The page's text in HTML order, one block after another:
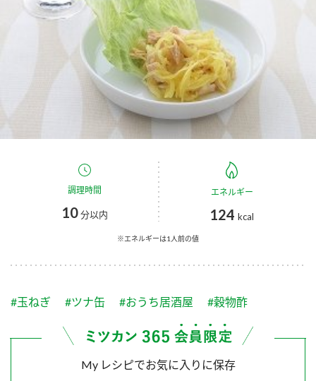
お酢ドリンク
みりん風・料理酒 鍋用調味料
スープ 中華
ふりかけ おすしの素
炊き込みご飯の素 米飯用調味液
ブランド・スペシャルサイト
ブランド・スペシャルサイト トップ
商品ブランドサイト
Fibee（ファイビー）
お酢ドリンク
つゆ
PIN印
企業理念
ミツカンの歴史
ミツカンを知る
環境への取り組み
ZENB initiative
調理時間
10分以内
エネルギー
124 kcal
※エネルギーは1人前の値
#玉ねぎ #ツナ缶 #おうち居酒屋 #穀物酢
My レシピでお気に入りに保存